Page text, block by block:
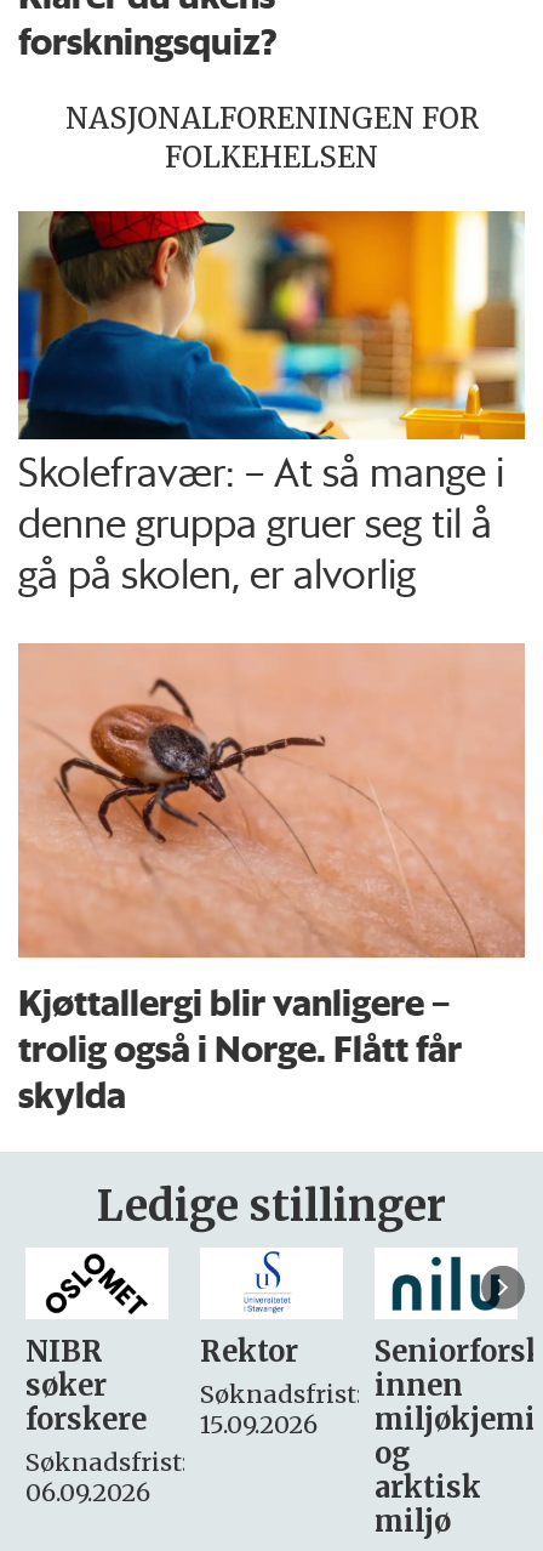
forskningsquiz?
NASJONALFORENINGEN FOR
FOLKEHELSEN
Skolefravær: – At så mange i
denne gruppa gruer seg til å
gå på skolen, er alvorlig
Kjøttallergi blir vanligere –
trolig også i Norge. Flått får
skylda
Ledige stillinger
Rektor
Søknadsfrist:
15.09.2026
Seniorforsker
innen
miljøkjemi
søker
– fast
Søknadsfrist:
16. august.